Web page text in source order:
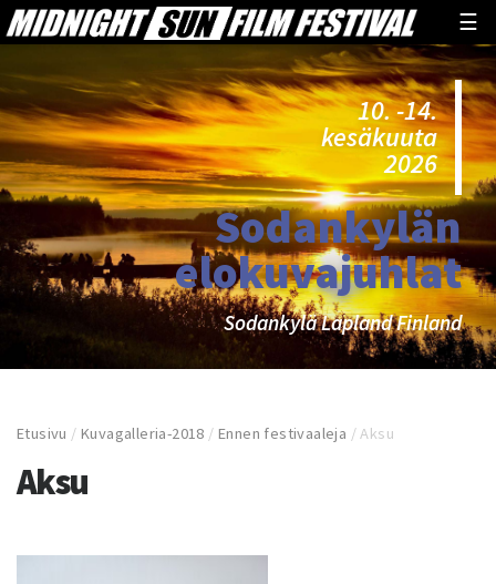
☰
10. -14.
kesäkuuta
2026
Sodankylän
elokuvajuhlat
Sodankylä Lapland Finland
Etusivu /Kuvagalleria-2018 /Ennen festivaaleja /Aksu
Aksu